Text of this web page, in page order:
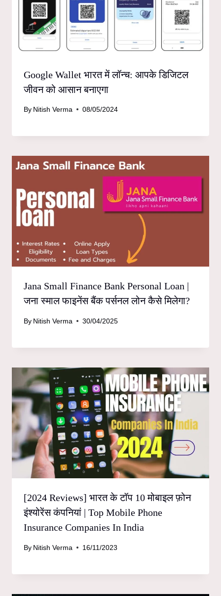
Google Wallet भारत में लॉन्च: आपके डिजिटल
जीवन को आसान बनाएगा
By Nitish Verma 08/05/2024
Jana Small Finance Bank Personal Loan |
जना स्माल फाइनेंस बैंक पर्सनल लोन कैसे मिलेगा?
By Nitish Verma 30/04/2025
[2024 Reviews] भारत के टॉप 10 मोबाइल फ़ोन
इंश्योरेंस कंपनियां | Top Mobile Phone
Insurance Companies In India
By Nitish Verma 16/11/2023